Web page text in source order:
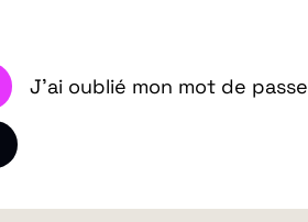
J'ai oublié mon mot de passe